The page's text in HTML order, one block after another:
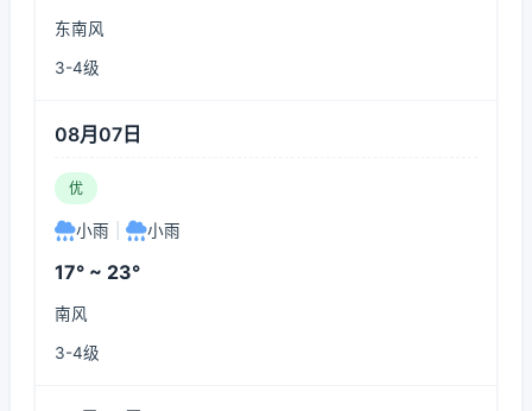
东南风
3-4级
08月07日
优
小雨 小雨
17° ~ 23°
南风
3-4级